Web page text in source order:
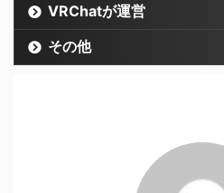
VRChatが運営
その他